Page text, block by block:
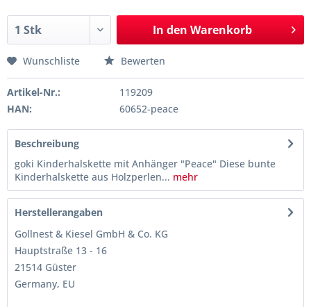
In den Warenkorb
Wunschliste Bewerten
Artikel-Nr.:
119209
HAN:
60652-peace
Beschreibung
goki Kinderhalskette mit Anhänger "Peace" Diese bunte
Kinderhalskette aus Holzperlen... mehr
Herstellerangaben
Gollnest & Kiesel GmbH & Co. KG
Hauptstraße 13 - 16
21514 Güster
Germany, EU